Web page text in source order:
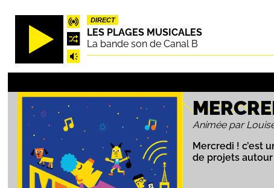
Aller
principal
DIRECT
LES PLAGES MUSICALES
La bande son de Canal B
Animée par
Mercredi ! c’est
de projets